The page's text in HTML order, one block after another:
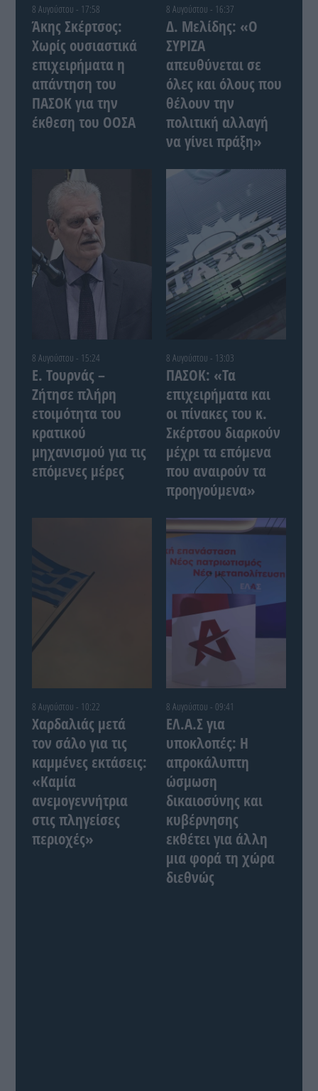
8 Αυγούστου - 17:58
Άκης Σκέρτσος:
Χωρίς ουσιαστικά
επιχειρήματα η
απάντηση του
ΠΑΣΟΚ για την
έκθεση του ΟΟΣΑ
8 Αυγούστου - 16:37
Δ. Μελίδης: «Ο
ΣΥΡΙΖΑ
απευθύνεται σε
όλες και όλους που
θέλουν την
πολιτική αλλαγή
να γίνει πράξη»
8 Αυγούστου - 15:24
Ε. Τουρνάς –
Ζήτησε πλήρη
ετοιμότητα του
κρατικού
μηχανισμού για τις
επόμενες μέρες
8 Αυγούστου - 13:03
ΠΑΣΟΚ: «Τα
επιχειρήματα και
οι πίνακες του κ.
Σκέρτσου διαρκούν
μέχρι τα επόμενα
που αναιρούν τα
προηγούμενα»
8 Αυγούστου - 10:22
Χαρδαλιάς μετά
τον σάλο για τις
καμμένες εκτάσεις:
«Καμία
ανεμογεννήτρια
στις πληγείσες
περιοχές»
8 Αυγούστου - 09:41
ΕΛ.Α.Σ για
υποκλοπές: Η
απροκάλυπτη
ώσμωση
δικαιοσύνης και
κυβέρνησης
εκθέτει για άλλη
μια φορά τη χώρα
διεθνώς